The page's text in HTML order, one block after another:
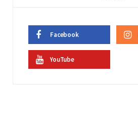
Facebook
YouTube